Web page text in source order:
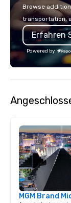
Browse
transportation,
Powered by
MGM Brand